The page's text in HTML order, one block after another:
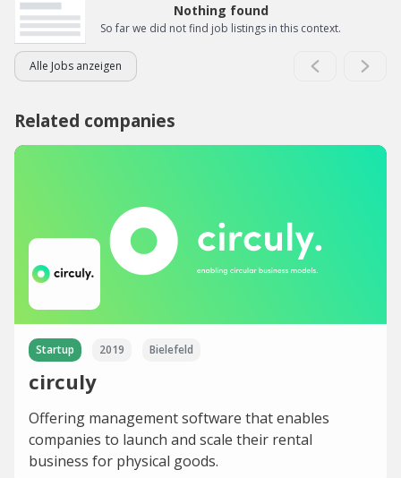
Nothing found
So far we did not find job listings in this context.
Alle Jobs anzeigen
Related companies
Startup 2019 Bielefeld
circuly
Offering management software that enables
companies to launch and scale their rental
business for physical goods.